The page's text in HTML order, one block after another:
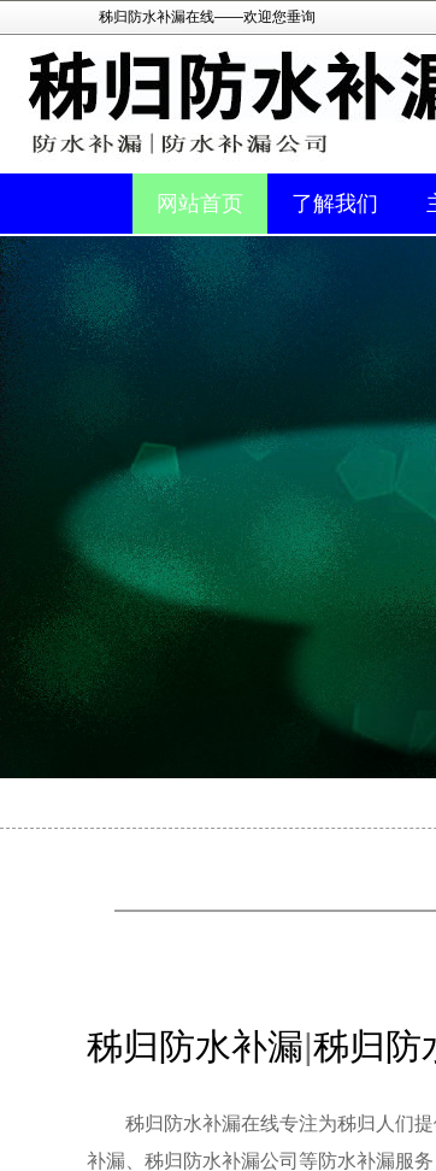
秭归防水补漏在线——欢迎您垂询
网站首页 了解我们
秭归防水补漏|秭归防
秭归防水补漏在线专注为秭归人们提
补漏、秭归防水补漏公司等防水补漏服